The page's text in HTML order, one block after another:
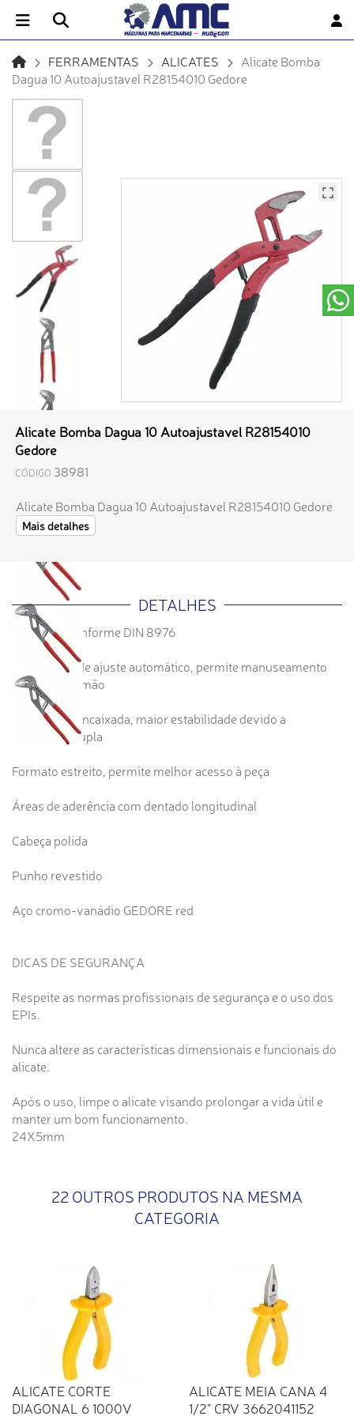
FERRAMENTAS ALICATES
Alicate Bomba
Dagua 10 Autoajustavel R28154010 Gedore
Alicate Bomba Dagua 10 Autoajustavel R28154010
Gedore
CÓDIGO 38981
Alicate Bomba Dagua 10 Autoajustavel R28154010 Gedore
Mais detalhes
DETALHES
Fabricado conforme DIN 8976
Mecanismo de ajuste automático, permite manuseamento
com uma só mão
Articulação encaixada, maior estabilidade devido a
orientação dupla
Formato estreito, permite melhor acesso à peça
Áreas de aderência com dentado longitudinal
Cabeça polida
Punho revestido
Aço cromo-vanádio GEDORE red
DICAS DE SEGURANÇA
Respeite as normas profissionais de segurança e o uso dos
EPIs.
Nunca altere as características dimensionais e funcionais do
alicate.
Após o uso, limpe o alicate visando prolongar a vida útil e
manter um bom funcionamento.
24X5mm
22 OUTROS PRODUTOS NA MESMA
CATEGORIA
ALICATE CORTE
DIAGONAL 6 1000V
ALICATE MEIA CANA 4
1/2" CRV 3662041152